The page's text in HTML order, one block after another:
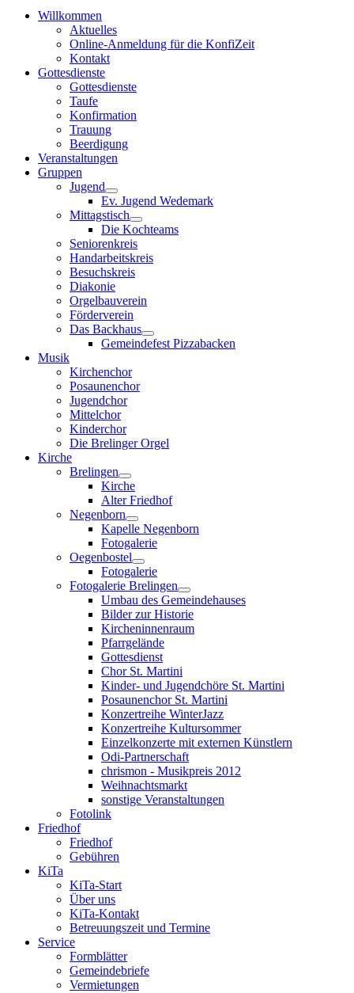
Willkommen
Aktuelles
Online-Anmeldung für die KonfiZeit
Kontakt
Gottesdienste
Gottesdienste
Taufe
Konfirmation
Trauung
Beerdigung
Veranstaltungen
Gruppen
Jugend
Ev. Jugend Wedemark
Mittagstisch
Die Kochteams
Seniorenkreis
Handarbeitskreis
Besuchskreis
Diakonie
Orgelbauverein
Förderverein
Das Backhaus
Gemeindefest Pizzabacken
Musik
Kirchenchor
Posaunenchor
Jugendchor
Mittelchor
Kinderchor
Die Brelinger Orgel
Kirche
Brelingen
Kirche
Alter Friedhof
Negenborn
Kapelle Negenborn
Fotogalerie
Oegenbostel
Fotogalerie
Fotogalerie Brelingen
Umbau des Gemeindehauses
Bilder zur Historie
Kircheninnenraum
Pfarrgelände
Gottesdienst
Chor St. Martini
Kinder- und Jugendchöre St. Martini
Posaunenchor St. Martini
Konzertreihe WinterJazz
Konzertreihe Kultursommer
Einzelkonzerte mit externen Künstlern
Odi-Partnerschaft
chrismon - Musikpreis 2012
Weihnachtsmarkt
sonstige Veranstaltungen
Fotolink
Friedhof
Friedhof
Gebühren
KiTa
KiTa-Start
Über uns
KiTa-Kontakt
Betreuungszeit und Termine
Service
Formblätter
Gemeindebriefe
Vermietungen